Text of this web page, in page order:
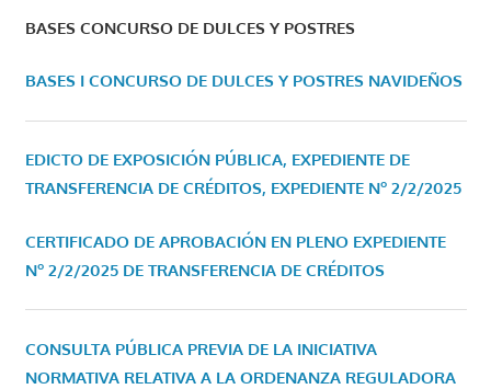
BASES CONCURSO DE DULCES Y POSTRES
BASES I CONCURSO DE DULCES Y POSTRES NAVIDEÑOS
EDICTO DE EXPOSICIÓN PÚBLICA, EXPEDIENTE DE
TRANSFERENCIA DE CRÉDITOS, EXPEDIENTE Nº 2/2/2025
CERTIFICADO DE APROBACIÓN EN PLENO EXPEDIENTE
Nº 2/2/2025 DE TRANSFERENCIA DE CRÉDITOS
CONSULTA PÚBLICA PREVIA DE LA INICIATIVA
NORMATIVA RELATIVA A LA ORDENANZA REGULADORA